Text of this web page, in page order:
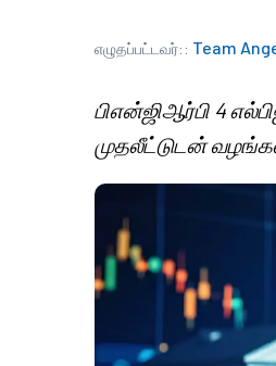
எழுதப்பட்டவர்:: Team
பிஎன்ஜிஆர்பி 4
முதலீட்டுடன்